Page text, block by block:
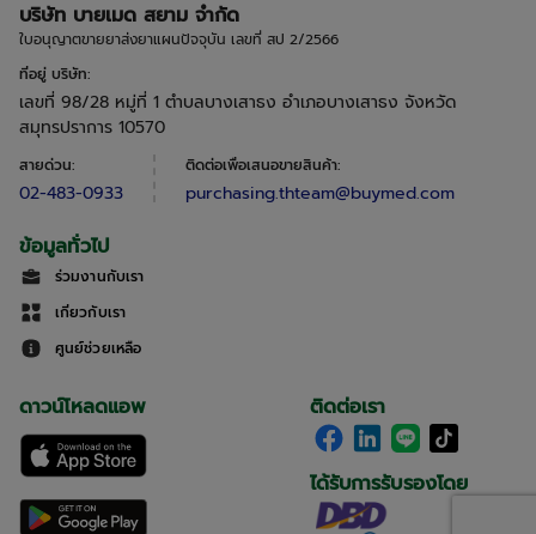
บริษัท บายเมด สยาม จำกัด
ใบอนุญาตขายยาส่งยาแผนปัจจุบัน เลขที่ สป 2/2566
ที่อยู่ บริษัท:
เลขที่ 98/28 หมู่ที่ 1 ตำบลบางเสาธง อำเภอบางเสาธง จังหวัด
สมุทรปราการ 10570
สายด่วน:
02-483-0933
ติดต่อเพื่อเสนอขายสินค้า:
purchasing.thteam@buymed.com
ข้อมูลทั่วไป
ร่วมงานกับเรา
เกี่ยวกับเรา
ศูนย์ช่วยเหลือ
ติดต่อเรา
ได้รับการรับรองโดย
ดาวน์โหลดแอพ